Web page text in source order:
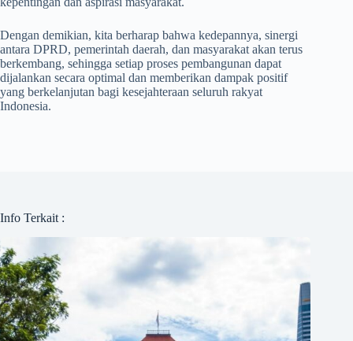
Dengan demikian, kita berharap bahwa kedepannya, sinergi
antara DPRD, pemerintah daerah, dan masyarakat akan terus
berkembang, sehingga setiap proses pembangunan dapat
dijalankan secara optimal dan memberikan dampak positif
yang berkelanjutan bagi kesejahteraan seluruh rakyat
Indonesia.
Info Terkait :